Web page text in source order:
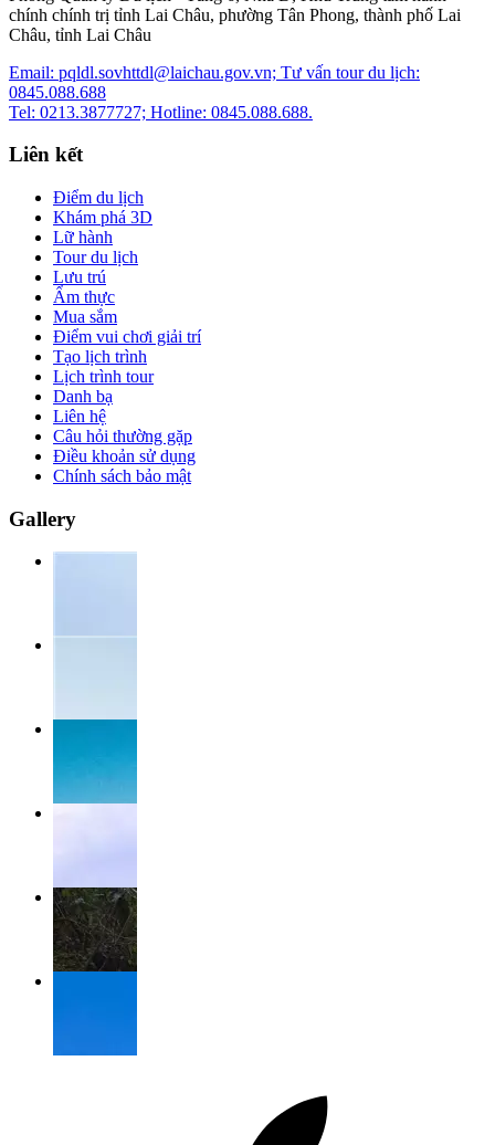
chính chính trị tỉnh Lai Châu, phường Tân Phong, thành phố Lai
Châu, tỉnh Lai Châu
Email: pqldl.sovhttdl@laichau.gov.vn; Tư vấn tour du lịch:
0845.088.688
Tel: 0213.3877727; Hotline: 0845.088.688.
Liên kết
Điểm du lịch
Khám phá 3D
Lữ hành
Tour du lịch
Lưu trú
Ẩm thực
Mua sắm
Điểm vui chơi giải trí
Tạo lịch trình
Lịch trình tour
Danh bạ
Liên hệ
Câu hỏi thường gặp
Điều khoản sử dụng
Chính sách bảo mật
Gallery